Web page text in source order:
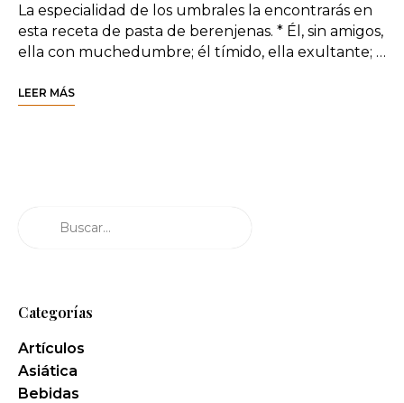
La especialidad de los umbrales la encontrarás en
esta receta de pasta de berenjenas. * Él, sin amigos,
ella con muchedumbre; él tímido, ella exultante; …
LEER MÁS
Categorías
Artículos
Asiática
Bebidas